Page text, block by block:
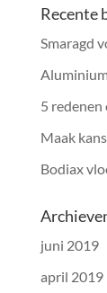
Recente
Smaragd
5 redenen
Maak
Bodiax
juni 2019
april 2019